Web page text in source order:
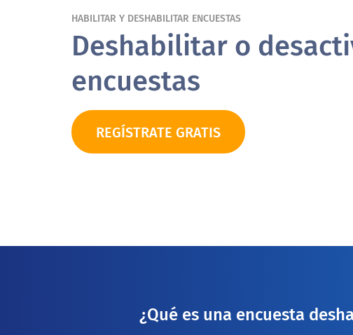
HABILITAR Y DESHABILITAR ENCUESTAS
Deshabilitar o
encuestas
REGÍSTRATE GRATIS
¿Qué es una encuesta